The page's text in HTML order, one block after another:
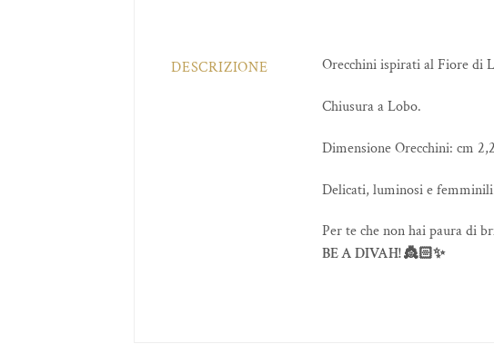
DESCRIZIONE Orecchini ispirati al Fiore di
Chiusura a Lobo.
Dimensione Orecchini: cm 2,2
Delicati, luminosi e
Per te che non hai paura di
BE A DIVAH! 👸🏻✨